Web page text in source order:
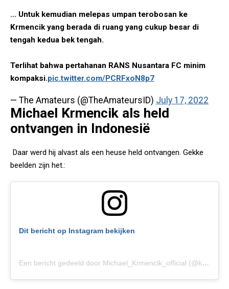
… Untuk kemudian melepas umpan terobosan ke
Krmencik yang berada di ruang yang cukup besar di
tengah kedua bek tengah.
Terlihat bahwa pertahanan RANS Nusantara FC minim
kompaksi.pic.twitter.com/PCRFxoN8p7
— The Amateurs (@TheAmateursID) July 17, 2022
Michael Krmencik als held
ontvangen in Indonesië
Daar werd hij alvast als een heuse held ontvangen. Gekke
beelden zijn het.:
Dit bericht op Instagram bekijken
Een bericht gedeeld door Michael_Krmencik_official (@krmelec_11)